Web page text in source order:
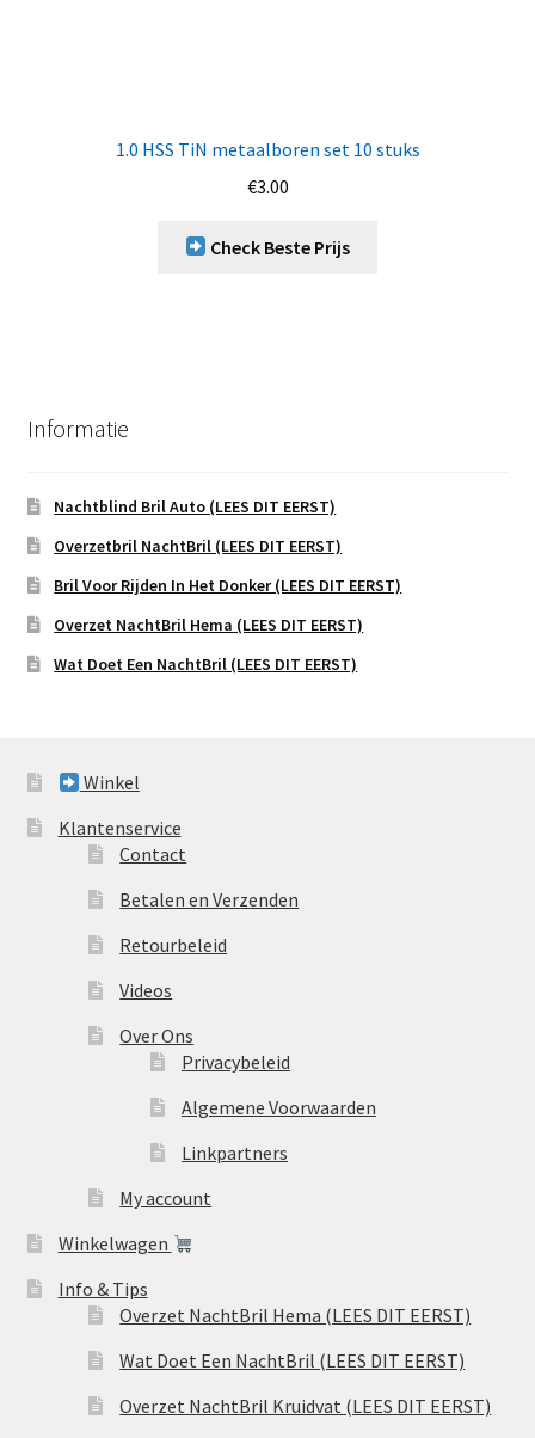
1.0 HSS TiN metaalboren set 10 stuks
€3.00
Check Beste Prijs
Informatie
Nachtblind Bril Auto (LEES DIT EERST)
Overzetbril NachtBril (LEES DIT EERST)
Bril Voor Rijden In Het Donker (LEES DIT EERST)
Overzet NachtBril Hema (LEES DIT EERST)
Wat Doet Een NachtBril (LEES DIT EERST)
Winkel
Klantenservice
Contact
Betalen en Verzenden
Retourbeleid
Videos
Over Ons
Privacybeleid
Algemene Voorwaarden
Linkpartners
My account
Winkelwagen
Info & Tips
Overzet NachtBril Hema (LEES DIT EERST)
Wat Doet Een NachtBril (LEES DIT EERST)
Overzet NachtBril Kruidvat (LEES DIT EERST)